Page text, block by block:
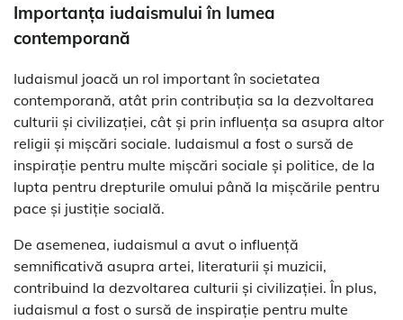
Importanța iudaismului în lumea
contemporană
Iudaismul joacă un rol important în societatea
contemporană, atât prin contribuția sa la dezvoltarea
culturii și civilizației, cât și prin influența sa asupra altor
religii și mișcări sociale. Iudaismul a fost o sursă de
inspirație pentru multe mișcări sociale și politice, de la
lupta pentru drepturile omului până la mișcările pentru
pace și justiție socială.
De asemenea, iudaismul a avut o influență
semnificativă asupra artei, literaturii și muzicii,
contribuind la dezvoltarea culturii și civilizației. În plus,
iudaismul a fost o sursă de inspirație pentru multe